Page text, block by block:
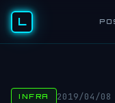
L
INFRA 2019/04/08